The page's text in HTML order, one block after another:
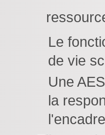
Le
de vie
Une
la